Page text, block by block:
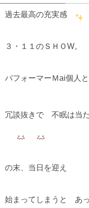
過去最高の充実感
３・１１のＳＨＯW。
パフォーマーＭai個人
冗談抜きで 不眠は当
の末、当日を迎え
始まってしまうと あっ